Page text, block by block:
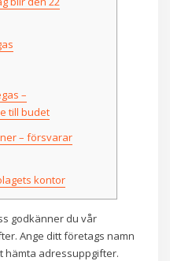
–
till budet
– försvarar
kontor
godkänner du vår
Ange ditt företags namn
hämta adressuppgifter.